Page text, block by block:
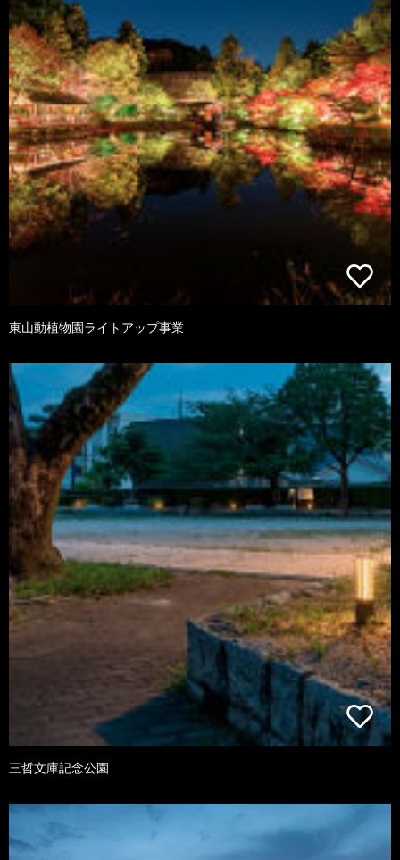
東山動植物園ライトアップ事業
三哲文庫記念公園